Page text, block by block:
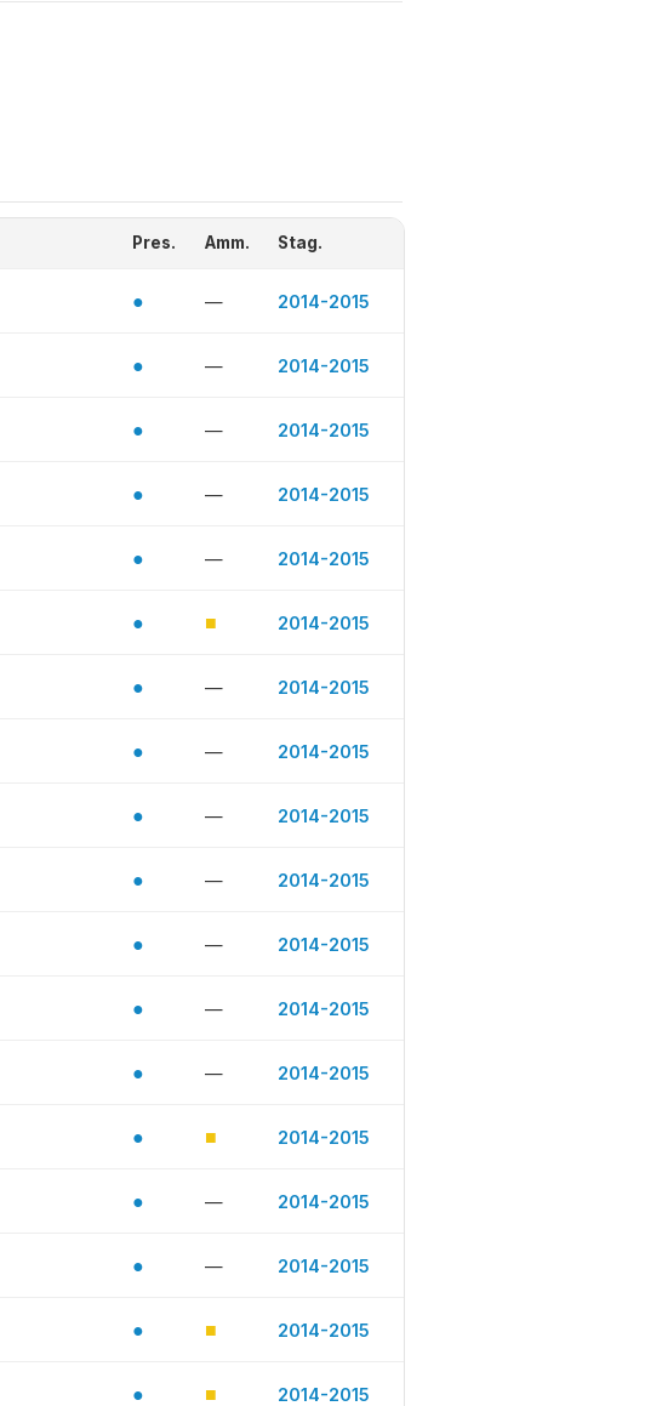
Pres. Amm. Stag.
● — 2014-2015
● — 2014-2015
● — 2014-2015
● — 2014-2015
● — 2014-2015
● ■ 2014-2015
● — 2014-2015
● — 2014-2015
● — 2014-2015
● — 2014-2015
● — 2014-2015
● — 2014-2015
● — 2014-2015
● ■ 2014-2015
● — 2014-2015
● — 2014-2015
● ■ 2014-2015
● ■ 2014-2015